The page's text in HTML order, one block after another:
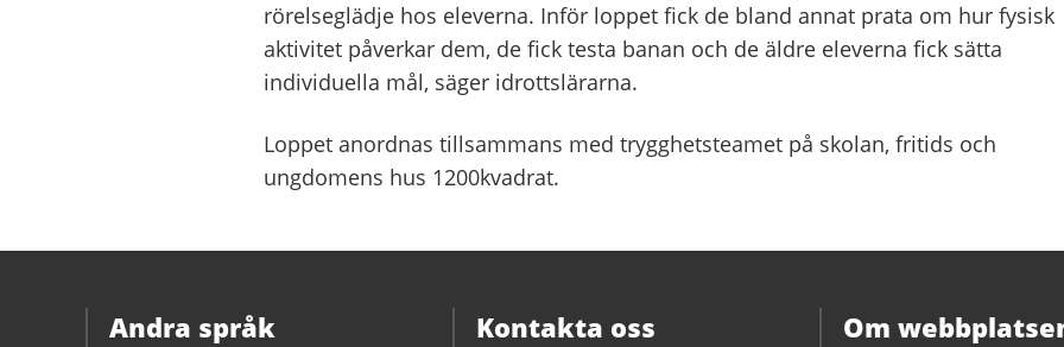
rörelseglädje hos eleverna. Inför loppet fick de bland annat prata om hur fysisk
aktivitet påverkar dem, de fick testa banan och de äldre eleverna fick sätta
individuella mål, säger idrottslärarna.
Loppet anordnas tillsammans med trygghetsteamet på skolan, fritids och
ungdomens hus 1200kvadrat.
Andra språk Kontakta oss Om